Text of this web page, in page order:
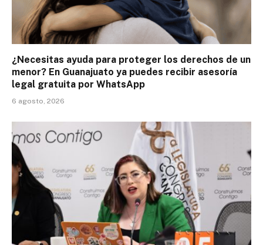
¿Necesitas ayuda para proteger los derechos de un
menor? En Guanajuato ya puedes recibir asesoría
legal gratuita por WhatsApp
6 agosto, 2026